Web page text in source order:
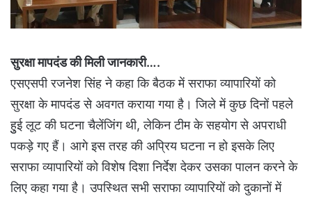
सुरक्षा मापदंड की मिली जानकारी….
एसएसपी रजनेश सिंह ने कहा कि बैठक में सराफा व्यापारियों को
सुरक्षा के मापदंड से अवगत कराया गया है। जिले में कुछ दिनों पहले
हुुई लूट की घटना चैलेंजिंग थी, लेकिन टीम के सहयोग से अपराधी
पकड़े गए हैं। आगे इस तरह की अप्रिय घटना न हो इसके लिए
सराफा व्यापारियों को विशेष दिशा निर्देश देकर उसका पालन करने के
लिए कहा गया है। उपस्थित सभी सराफा व्यापारियों को दुकानों में